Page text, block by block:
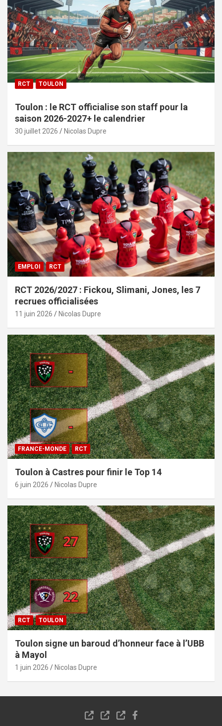
RCT TOULON
Toulon : le RCT officialise son staff pour la
saison 2026-2027+ le calendrier
30 juillet 2026 Nicolas Dupre
EMPLOI RCT
RCT 2026/2027 : Fickou, Slimani, Jones, les 7
recrues officialisées
11 juin 2026 Nicolas Dupre
FRANCE-MONDE RCT
Toulon à Castres pour finir le Top 14
6 juin 2026 Nicolas Dupre
RCT TOULON
Toulon signe un baroud d’honneur face à l’UBB
à Mayol
1 juin 2026 Nicolas Dupre